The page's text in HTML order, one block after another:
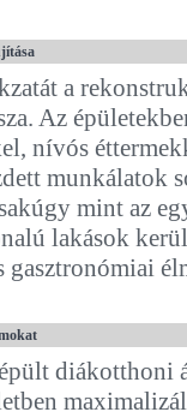
a
Az
nívós
munkálatok
mint az
lakások
diákotthoni